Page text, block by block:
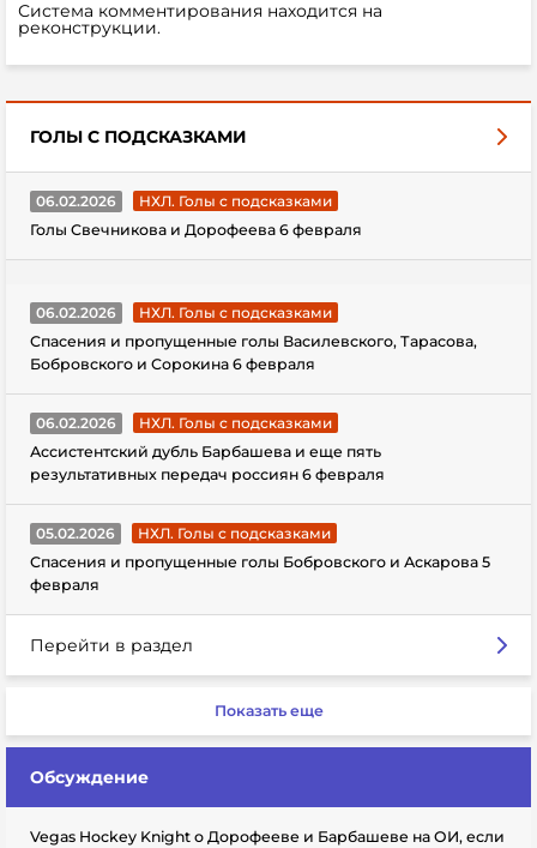
Система комментирования находится на
реконструкции.
ГОЛЫ С ПОДСКАЗКАМИ
06.02.2026
НХЛ. Голы с подсказками
Голы Свечникова и Дорофеева 6 февраля
06.02.2026
НХЛ. Голы с подсказками
Спасения и пропущенные голы Василевского, Тарасова,
Бобровского и Сорокина 6 февраля
06.02.2026
НХЛ. Голы с подсказками
Ассистентский дубль Барбашева и еще пять
результативных передач россиян 6 февраля
05.02.2026
НХЛ. Голы с подсказками
Спасения и пропущенные голы Бобровского и Аскарова 5
февраля
Перейти в раздел
Показать еще
Обсуждение
Vegas Hockey Knight о Дорофееве и Барбашеве на ОИ, если